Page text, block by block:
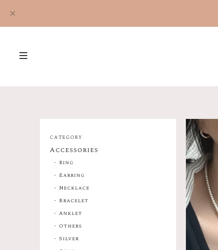
CATEGORY
Accessories
Ring
Earring
Necklace
Bracelet
Anklet
Others
Silver